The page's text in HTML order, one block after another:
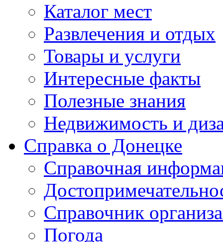
Каталог мест
Развлечения и отдых
Товары и услуги
Интересные факты
Полезные знания
Недвижимость и
Справка о Донецке
Справочная
Справочник
Погода